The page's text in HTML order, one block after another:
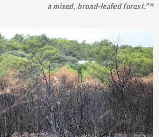
a mixed, broad-leafed forest.”*